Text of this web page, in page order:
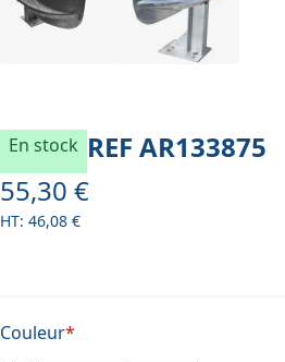
En stock REF AR133875
À partir de
55,30 €
46,08 €
Couleur